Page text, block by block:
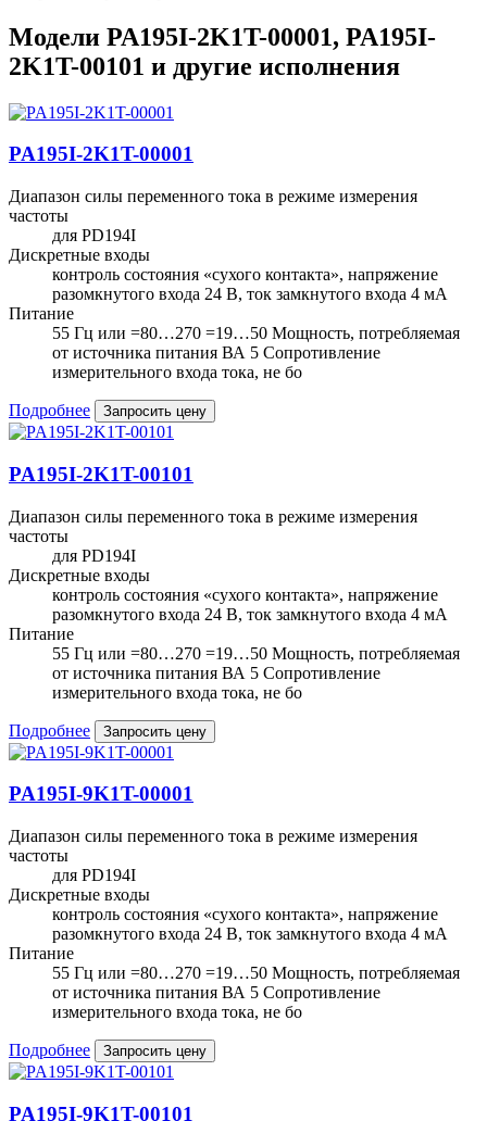
Модели PA195I-2K1T-00001, PA195I-
2K1T-00101 и другие исполнения
PA195I-2K1T-00001
Диапазон силы переменного тока в режиме измерения
частоты
для PD194I
Дискретные входы
контроль состояния «сухого контакта», напряжение
разомкнутого входа 24 В, ток замкнутого входа 4 мА
Питание
55 Гц или =80…270 =19…50 Мощность, потребляемая
от источника питания ВА 5 Сопротивление
измерительного входа тока, не бо
Подробнее Запросить цену
PA195I-2K1T-00101
Диапазон силы переменного тока в режиме измерения
частоты
для PD194I
Дискретные входы
контроль состояния «сухого контакта», напряжение
разомкнутого входа 24 В, ток замкнутого входа 4 мА
Питание
55 Гц или =80…270 =19…50 Мощность, потребляемая
от источника питания ВА 5 Сопротивление
измерительного входа тока, не бо
Подробнее Запросить цену
PA195I-9K1T-00001
Диапазон силы переменного тока в режиме измерения
частоты
для PD194I
Дискретные входы
контроль состояния «сухого контакта», напряжение
разомкнутого входа 24 В, ток замкнутого входа 4 мА
Питание
55 Гц или =80…270 =19…50 Мощность, потребляемая
от источника питания ВА 5 Сопротивление
измерительного входа тока, не бо
Подробнее Запросить цену
PA195I-9K1T-00101